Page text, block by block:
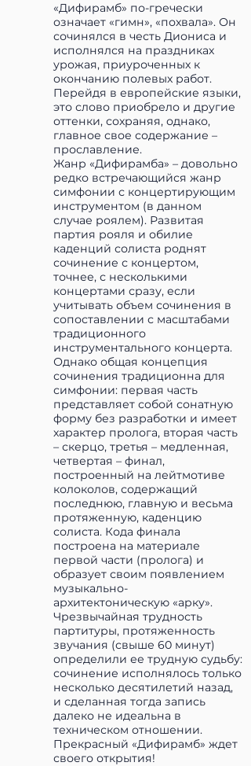
«Дифирамб» по-гречески
означает «гимн», «похвала». Он
сочинялся в честь Диониса и
исполнялся на праздниках
урожая, приуроченных к
окончанию полевых работ.
Перейдя в европейские языки,
это слово приобрело и другие
оттенки, сохраняя, однако,
главное свое содержание –
прославление.
Жанр «Дифирамба» – довольно
редко встречающийся жанр
симфонии с концертирующим
инструментом (в данном
случае роялем). Развитая
партия рояля и обилие
каденций солиста роднят
сочинение с концертом,
точнее, с несколькими
концертами сразу, если
учитывать объем сочинения в
сопоставлении с масштабами
традиционного
инструментального концерта.
Однако общая концепция
сочинения традиционна для
симфонии: первая часть
представляет собой сонатную
форму без разработки и имеет
характер пролога, вторая часть
– скерцо, третья – медленная,
четвертая – финал,
построенный на лейтмотиве
колоколов, содержащий
последнюю, главную и весьма
протяженную, каденцию
солиста. Кода финала
построена на материале
первой части (пролога) и
образует своим появлением
музыкально-
архитектоническую «арку».
Чрезвычайная трудность
партитуры, протяженность
звучания (свыше 60 минут)
определили ее трудную судьбу:
сочинение исполнялось только
несколько десятилетий назад,
и сделанная тогда запись
далеко не идеальна в
техническом отношении.
Прекрасный «Дифирамб» ждет
своего открытия!